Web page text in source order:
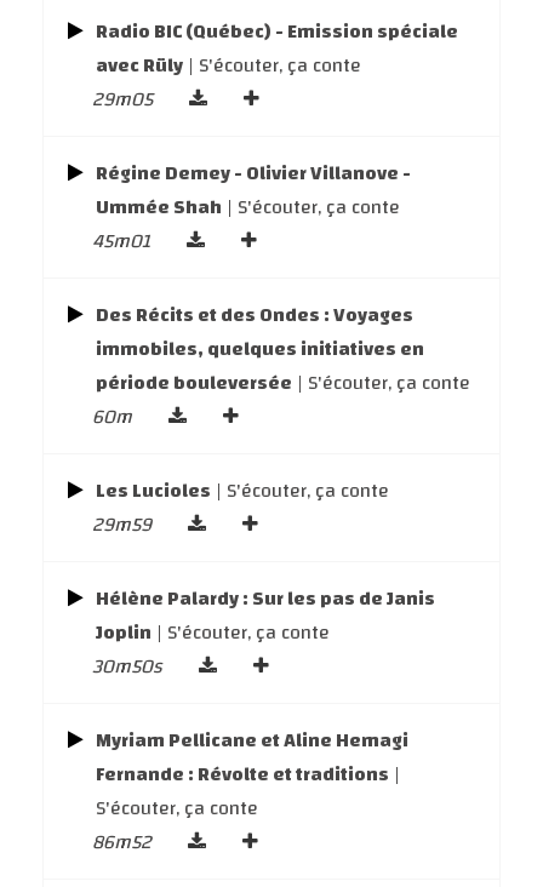
Radio BIC (Québec) - Emission spéciale
avec Rüly | S'écouter, ça conte
29m05
Régine Demey - Olivier Villanove -
Ummée Shah | S'écouter, ça conte
45m01
Des Récits et des Ondes : Voyages
immobiles, quelques initiatives en
période bouleversée | S'écouter, ça conte
60m
Les Lucioles | S'écouter, ça conte
29m59
Hélène Palardy : Sur les pas de Janis
Joplin | S'écouter, ça conte
30m50s
Myriam Pellicane et Aline Hemagi
Fernande : Révolte et traditions |
S'écouter, ça conte
86m52